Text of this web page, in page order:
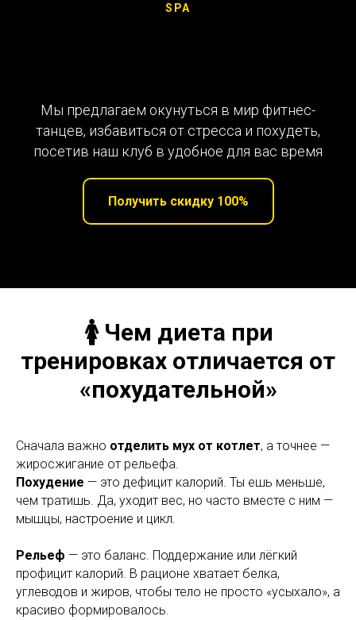
SPA
Мы предлагаем окунуться в мир фитнес-
танцев, избавиться от стресса и похудеть,
посетив наш клуб в удобное для вас время
Получить скидку 100%
🚺 Чем диета при
тренировках отличается от
«похудательной»
Сначала важно отделить мух от котлет, а точнее —
жиросжигание от рельефа.
Похудение — это дефицит калорий. Ты ешь меньше,
чем тратишь. Да, уходит вес, но часто вместе с ним —
мышцы, настроение и цикл.
Рельеф — это баланс. Поддержание или лёгкий
профицит калорий. В рационе хватает белка,
углеводов и жиров, чтобы тело не просто «усыхало», а
красиво формировалось.